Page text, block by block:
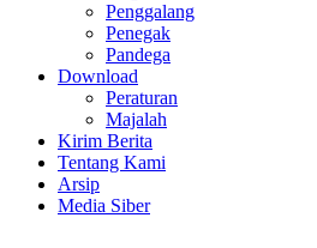
Penggalang
Penegak
Pandega
Download
Peraturan
Majalah
Kirim Berita
Tentang Kami
Arsip
Media Siber